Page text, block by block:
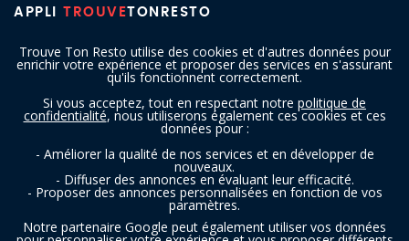
Trouve Ton Resto utilise des cookies et d'autres données pour
enrichir votre expérience et proposer des services en s'assurant
qu'ils fonctionnent correctement.
Si vous acceptez, tout en respectant notre politique de
confidentialité, nous utiliserons également ces cookies et ces
données pour :
- Améliorer la qualité de nos services et en développer de
nouveaux.
- Diffuser des annonces en évaluant leur efficacité.
- Proposer des annonces personnalisées en fonction de vos
paramètres.
Notre partenaire Google peut également utiliser vos données
APPLI TROUVETONRESTO
SUIVEZ-NOUS